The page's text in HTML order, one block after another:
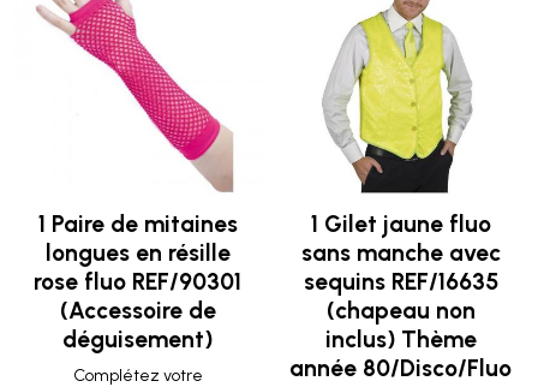
1 Paire de mitaines
longues en résille
rose fluo REF/90301
(Accessoire de
déguisement)
Complétez votre
1 Gilet jaune fluo
sans manche avec
sequins REF/16635
(chapeau non
inclus) Thème
année 80/Disco/Fluo